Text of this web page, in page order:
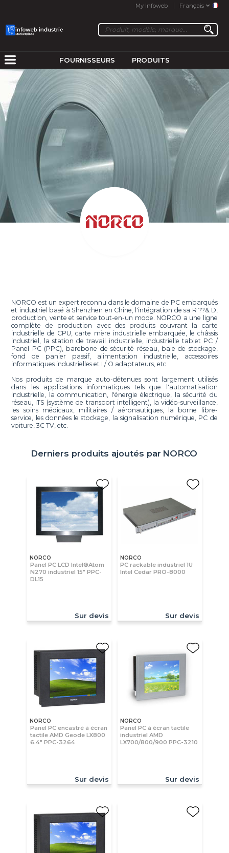
My Infoweb Français
FOURNISSEURS PRODUITS
NORCO est un expert reconnu dans le domaine de PC embarqués
et industriel basé à Shenzhen en Chine, l'intégration de sa R ??& D,
production, vente et service tout-en-un mode. NORCO a une ligne
complète de production avec des produits couvrant la carte
industrielle de CPU, carte mère industrielle embarquée, le châssis
industriel, la station de travail industrielle, industrielle tablet PC /
Panel PC (PPC), barebone de sécurité réseau, baie de stockage,
fond de panier passif, alimentation industrielle, accessoires
informatiques industrielles et I / O adaptateurs, etc.
Nos produits de marque auto-détenues sont largement utilisés
dans les applications informatiques tels que l'automatisation
industrielle, la communication, l'énergie électrique, la sécurité du
réseau, ITS (système de transport intelligent), la vidéo-surveillance,
les soins médicaux, militaires / aéronautiques, la borne libre-
service, les données le stockage, la signalisation numérique, PC de
voiture, 3C TV, etc.
Derniers produits ajoutés par NORCO
NORCO
Panel PC LCD Intel®Atom
N270 industriel 15" PPC-
DL15
Sur devis
NORCO
PC rackable industriel 1U
Intel Cedar PRO-8000
Sur devis
NORCO
Panel PC encastré à écran
tactile AMD Geode LX800
6.4" PPC-3264
Sur devis
NORCO
Panel PC à écran tactile
industriel AMD
LX700/800/900 PPC-3210
Sur devis